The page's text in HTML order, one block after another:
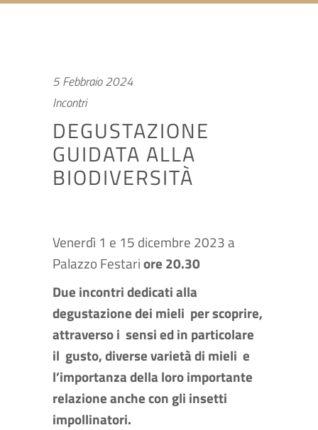
5 Febbraio 2024
Incontri
DEGUSTAZIONE
GUIDATA ALLA
BIODIVERSITÀ
Venerdì 1 e 15 dicembre 2023 a
Palazzo Festariore 20.30
Due incontri dedicati alla
degustazione dei mieli per scoprire,
attraverso i sensi ed in particolare
il gusto, diverse varietà di mieli e
l’importanza della loro importante
relazione anche con gli insetti
impollinatori.